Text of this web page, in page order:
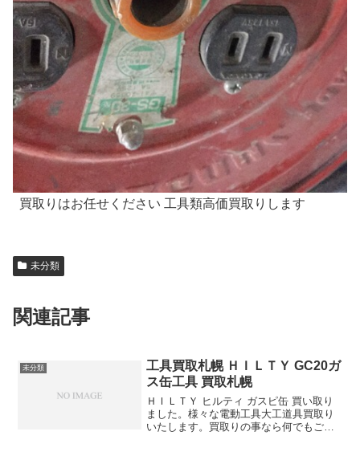
買取りはお任せください 工具類高価買取りします
未分類
関連記事
未分類
工具買取札幌 ＨＩＬＴＹ GC20ガ
ス缶工具 買取札幌
ＨＩＬＴＹ ヒルティ ガスピ缶 買い取り
ました。様々な電動工具大工道具買取り
いたします。買取りの事なら何でもご相